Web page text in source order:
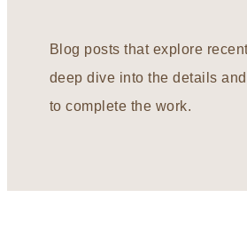
Blog posts that explore
deep dive into the details
to complete the work.